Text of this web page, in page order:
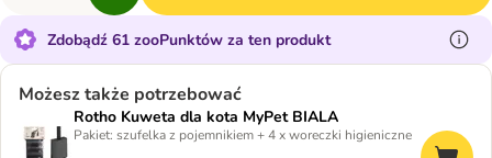
Zdobądź 61 zooPunktów za ten produkt
Możesz także potrzebować
Rotho Kuweta dla kota MyPet BIALA
Pakiet: szufelka z pojemnikiem + 4 x woreczki higieniczne